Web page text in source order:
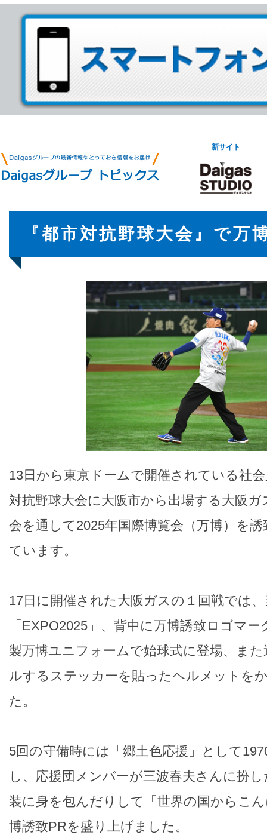
新サイト
『都市対抗野球大会』で
13日から東京ドームで開催されている社
対抗野球大会に大阪市から出場する大阪ガ
会を通して2025年国際博覧会（万博）を
ています。
17日に開催された大阪ガスの１回戦では
「EXPO2025」、背中に万博誘致ロゴマ
製万博ユニフォームで始球式に登場、ま
ルするステッカーを貼ったヘルメットを
た。
5回の守備時には「郷土色応援」として
し、応援団メンバーが三波春夫さんに扮
装に身を包んだりして「世界の国からこ
博誘致PRを盛り上げました。